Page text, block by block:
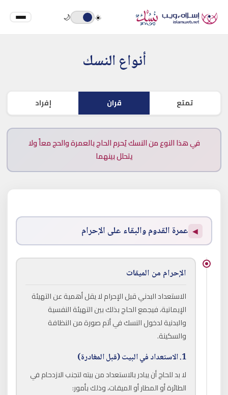
☀️
🌙
أنواع النسك
تمتع قران إفراد
في هذا النوع من النسك يُحرم الحاج بالعمرة والحج معاً ولا
يتحلل بينهما
◀ عمرة القدوم والبقاء على الإحرام
الإحرام من الميقات
الاستعداد البدني قبل الإحرام لا يقل أهمية عن التهيئة
الإيمانية، فيجمع الحاج بذلك بين التهيئة النفسية
والبدنية لدخول النسك في أتم صورة من النظافة
والسكينة.
1. الاستعداد في البيت (قبل المغادرة)
لا بد للحاج أن يبادر بالاستعداد من بيته لتجنب الازدحام في
الطائرة أو المطار أو الميقات، وذلك بأمور: